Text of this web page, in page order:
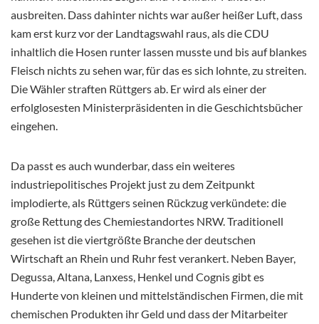
ausbreiten. Dass dahinter nichts war außer heißer Luft, dass
kam erst kurz vor der Landtagswahl raus, als die CDU
inhaltlich die Hosen runter lassen musste und bis auf blankes
Fleisch nichts zu sehen war, für das es sich lohnte, zu streiten.
Die Wähler straften Rüttgers ab. Er wird als einer der
erfolglosesten Ministerpräsidenten in die Geschichtsbücher
eingehen.
Da passt es auch wunderbar, dass ein weiteres
industriepolitisches Projekt just zu dem Zeitpunkt
implodierte, als Rüttgers seinen Rückzug verkündete: die
große Rettung des Chemiestandortes NRW. Traditionell
gesehen ist die viertgrößte Branche der deutschen
Wirtschaft an Rhein und Ruhr fest verankert. Neben Bayer,
Degussa, Altana, Lanxess, Henkel und Cognis gibt es
Hunderte von kleinen und mittelständischen Firmen, die mit
chemischen Produkten ihr Geld und dass der Mitarbeiter